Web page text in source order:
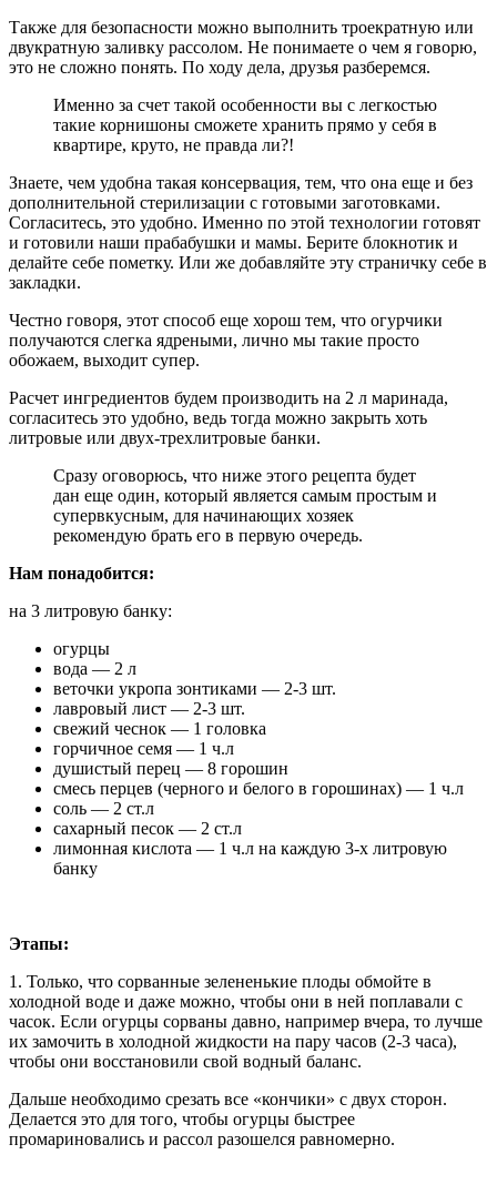
Также для безопасности можно выполнить троекратную или
двукратную заливку рассолом. Не понимаете о чем я говорю,
это не сложно понять. По ходу дела, друзья разберемся.
Именно за счет такой особенности вы с легкостью
такие корнишоны сможете хранить прямо у себя в
квартире, круто, не правда ли?!
Знаете, чем удобна такая консервация, тем, что она еще и без
дополнительной стерилизации с готовыми заготовками.
Согласитесь, это удобно. Именно по этой технологии готовят
и готовили наши прабабушки и мамы. Берите блокнотик и
делайте себе пометку. Или же добавляйте эту страничку себе в
закладки.
Честно говоря, этот способ еще хорош тем, что огурчики
получаются слегка ядреными, лично мы такие просто
обожаем, выходит супер.
Расчет ингредиентов будем производить на 2 л маринада,
согласитесь это удобно, ведь тогда можно закрыть хоть
литровые или двух-трехлитровые банки.
Сразу оговорюсь, что ниже этого рецепта будет
дан еще один, который является самым простым и
супервкусным, для начинающих хозяек
рекомендую брать его в первую очередь.
Нам понадобится:
на 3 литровую банку:
огурцы
вода — 2 л
веточки укропа зонтиками — 2-3 шт.
лавровый лист — 2-3 шт.
свежий чеснок — 1 головка
горчичное семя — 1 ч.л
душистый перец — 8 горошин
смесь перцев (черного и белого в горошинах) — 1 ч.л
соль — 2 ст.л
сахарный песок — 2 ст.л
лимонная кислота — 1 ч.л на каждую 3-х литровую
банку
Этапы:
1. Только, что сорванные зелененькие плоды обмойте в
холодной воде и даже можно, чтобы они в ней поплавали с
часок. Если огурцы сорваны давно, например вчера, то лучше
их замочить в холодной жидкости на пару часов (2-3 часа),
чтобы они восстановили свой водный баланс.
Дальше необходимо срезать все «кончики» с двух сторон.
Делается это для того, чтобы огурцы быстрее
промариновались и рассол разошелся равномерно.